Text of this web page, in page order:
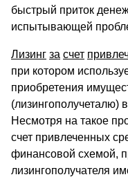
быстрый приток
испытывающей
Лизинг за счет
при котором
приобретения
(лизингополучеталю)
Несмотря на такое
счет привлеченных
финансовой схемой,
лизингополучателя